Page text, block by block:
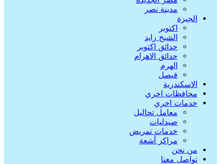
مدينة نصر
الجيزة
اكتوبر
الشيخ زايد
حدائق اكتوبر
حدائق الاهرام
الهرم
فيصل
الاسكندرية
محافظات اخري
خدمات اخري
معامل تحاليل
صيدليات
خدمات تمريض
مراكز أشعة
من نحن
تواصل معنا